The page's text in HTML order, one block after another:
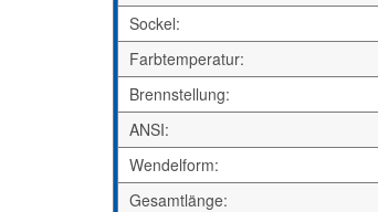
Sockel:
Farbtemperatur:
Brennstellung:
ANSI:
Wendelform:
Gesamtlänge: